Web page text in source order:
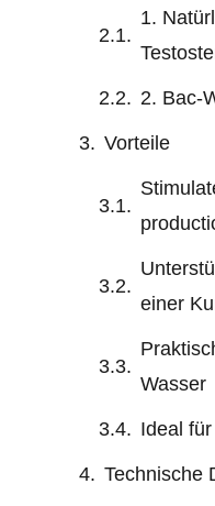
1.
2. Bac-
Vorteile
einer
Wasser
Ideal
Technische